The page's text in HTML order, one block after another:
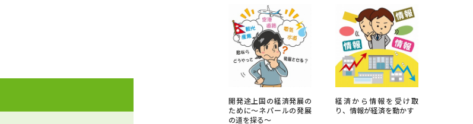
開発途上国の経済発展の
ために～ネパールの発展
の道を探る～
経済から情報を受け取
り、情報が経済を動かす